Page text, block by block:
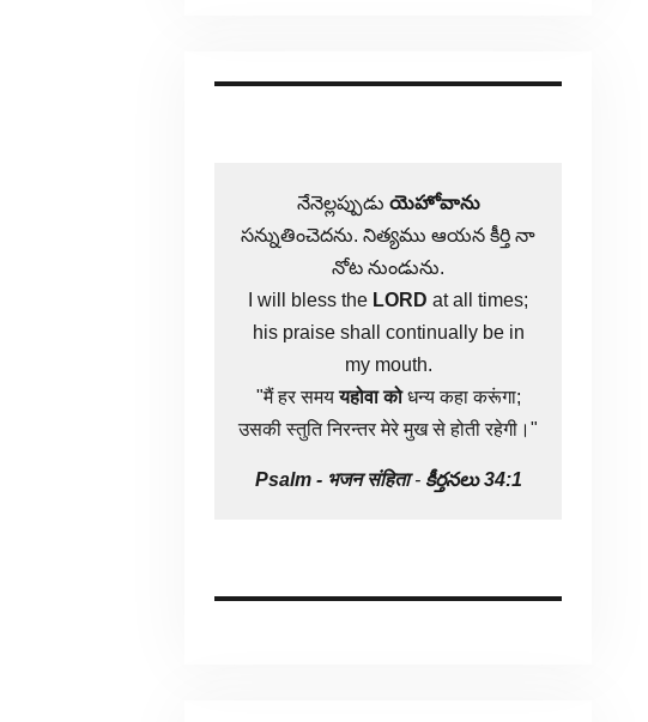
నేనెల్లప్పుడు యెహోవాను
సన్నుతించెదను. నిత్యము ఆయన కీర్తి నా
నోట నుండును.
I will bless the LORD at all times;
his praise shall continually be in
my mouth.
"मैं हर समययहोवा कोधन्य कहा करूंगा;
उसकी स्तुति निरन्तर मेरे मुख से होती रहेगी।"
Psalm - भजन संहिता- కీర్తనలు 34:1